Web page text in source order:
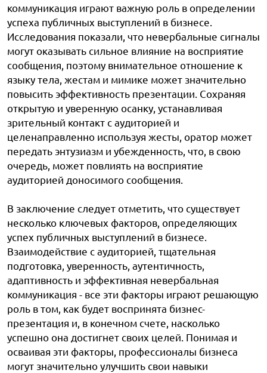
коммуникация играют важную роль в определении
успеха публичных выступлений в бизнесе.
Исследования показали, что невербальные сигналы
могут оказывать сильное влияние на восприятие
сообщения, поэтому внимательное отношение к
языку тела, жестам и мимике может значительно
повысить эффективность презентации. Сохраняя
открытую и уверенную осанку, устанавливая
зрительный контакт с аудиторией и
целенаправленно используя жесты, оратор может
передать энтузиазм и убежденность, что, в свою
очередь, может повлиять на восприятие
аудиторией доносимого сообщения.
В заключение следует отметить, что существует
несколько ключевых факторов, определяющих
успех публичных выступлений в бизнесе.
Взаимодействие с аудиторией, тщательная
подготовка, уверенность, аутентичность,
адаптивность и эффективная невербальная
коммуникация - все эти факторы играют решающую
роль в том, как будет воспринята бизнес-
презентация и, в конечном счете, насколько
успешно она достигнет своих целей. Понимая и
осваивая эти факторы, профессионалы бизнеса
могут значительно улучшить свои навыки